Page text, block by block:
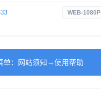
WEB-1080P
单：网站须知→使用帮助